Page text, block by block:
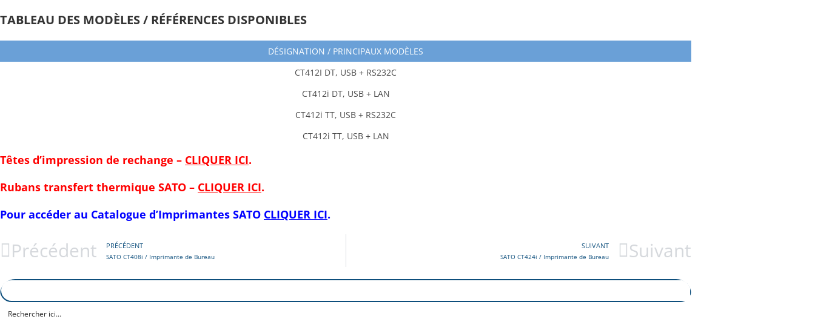
TABLEAU DES MODÈLES / RÉFÉRENCES DISPONIBLES
DÉSIGNATION / PRINCIPAUX MODÈLES
CT412I DT, USB + RS232C
CT412i DT, USB + LAN
CT412i TT, USB + RS232C
CT412i TT, USB + LAN
Têtes d’impression de rechange – CLIQUER ICI.
Rubans transfert thermique SATO – CLIQUER ICI.
Pour accéder au Catalogue d’Imprimantes SATO CLIQUER ICI.
Précédent PRÉCÉDENT
SATO CT408i / Imprimante de Bureau
SUIVANT
SATO CT424i / Imprimante de Bureau Suivant